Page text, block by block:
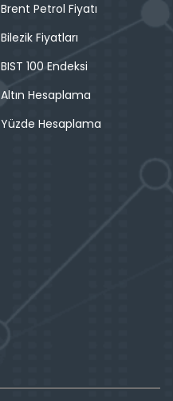
Brent Petrol Fiyatı
Bilezik Fiyatları
BIST 100 Endeksi
Altın Hesaplama
Yüzde Hesaplama